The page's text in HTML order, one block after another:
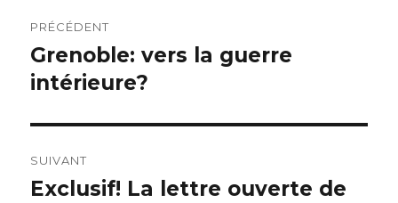
de
l’article
PRÉCÉDENT
Publication
précédente :
Grenoble: vers la guerre
intérieure?
SUIVANT
Publication
Exclusif! La lettre ouverte de